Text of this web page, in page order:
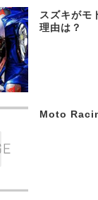
スズキがモ
理由は？
Moto